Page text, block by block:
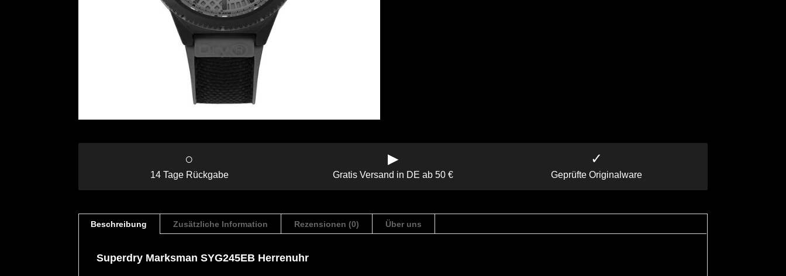
○
14 Tage Rückgabe
▶
Gratis Versand in DE ab 50 €
✓
Geprüfte Originalware
Beschreibung Zusätzliche Information Rezensionen (0) Über uns
Superdry Marksman SYG245EB Herrenuhr